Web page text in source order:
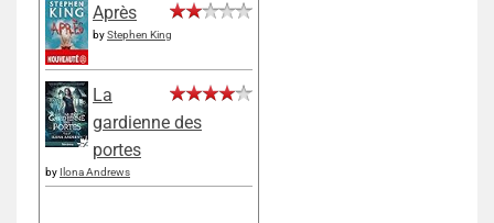
Après
byStephen King
La
gardienne des
portes
by Ilona Andrews